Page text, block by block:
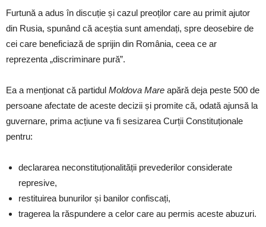
Furtună a adus în discuție și cazul preoților care au primit ajutor
din Rusia, spunând că aceștia sunt amendați, spre deosebire de
cei care beneficiază de sprijin din România, ceea ce ar
reprezenta „discriminare pură”.
Ea a menționat că partidul Moldova Mare apără deja peste 500 de
persoane afectate de aceste decizii și promite că, odată ajunsă la
guvernare, prima acțiune va fi sesizarea Curții Constituționale
pentru:
declararea neconstituționalității prevederilor considerate
represive,
restituirea bunurilor și banilor confiscați,
tragerea la răspundere a celor care au permis aceste abuzuri.